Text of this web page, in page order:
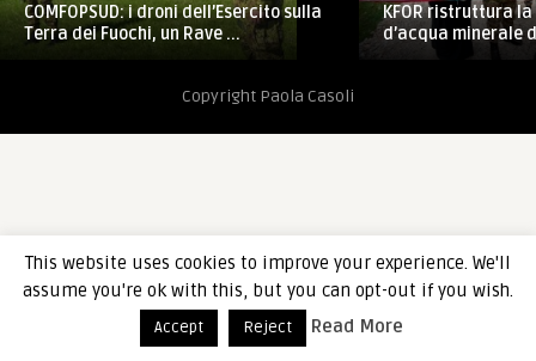
COMFOPSUD: i droni dell’Esercito sulla
Terra dei Fuochi, un Rave ...
KFOR ristruttura
d’acqua minerale
Copyright Paola Casoli
This website uses cookies to improve your experience. We'll
assume you're ok with this, but you can opt-out if you wish.
Accept Reject Read More